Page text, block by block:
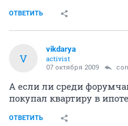
ОТВЕТИТЬ
V
vikdarya
activist
07 октября 2009
А если ли среди
покупал квартиру в
ОТВЕТИТЬ